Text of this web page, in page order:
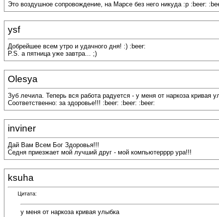
Это воздушное сопровождение, на Марсе без него никуда :p :beer:
ysf
Добрейшее всем утро и удачного дня! :) :beer:
P.S. а пятница уже завтра... ;)
Olesya
Зуб лечила. Теперь вся работа радуется - у меня от наркоза кривая
Соответственно: за здоровье!!! :beer: :beer: :beer:
inviner
Дай Вам Всем Бог Здоровья!!!
Седня приезжает мой лучший друг - мой компьютерррр ура!!!
ksuha
Цитата:
у меня от наркоза кривая улыбка